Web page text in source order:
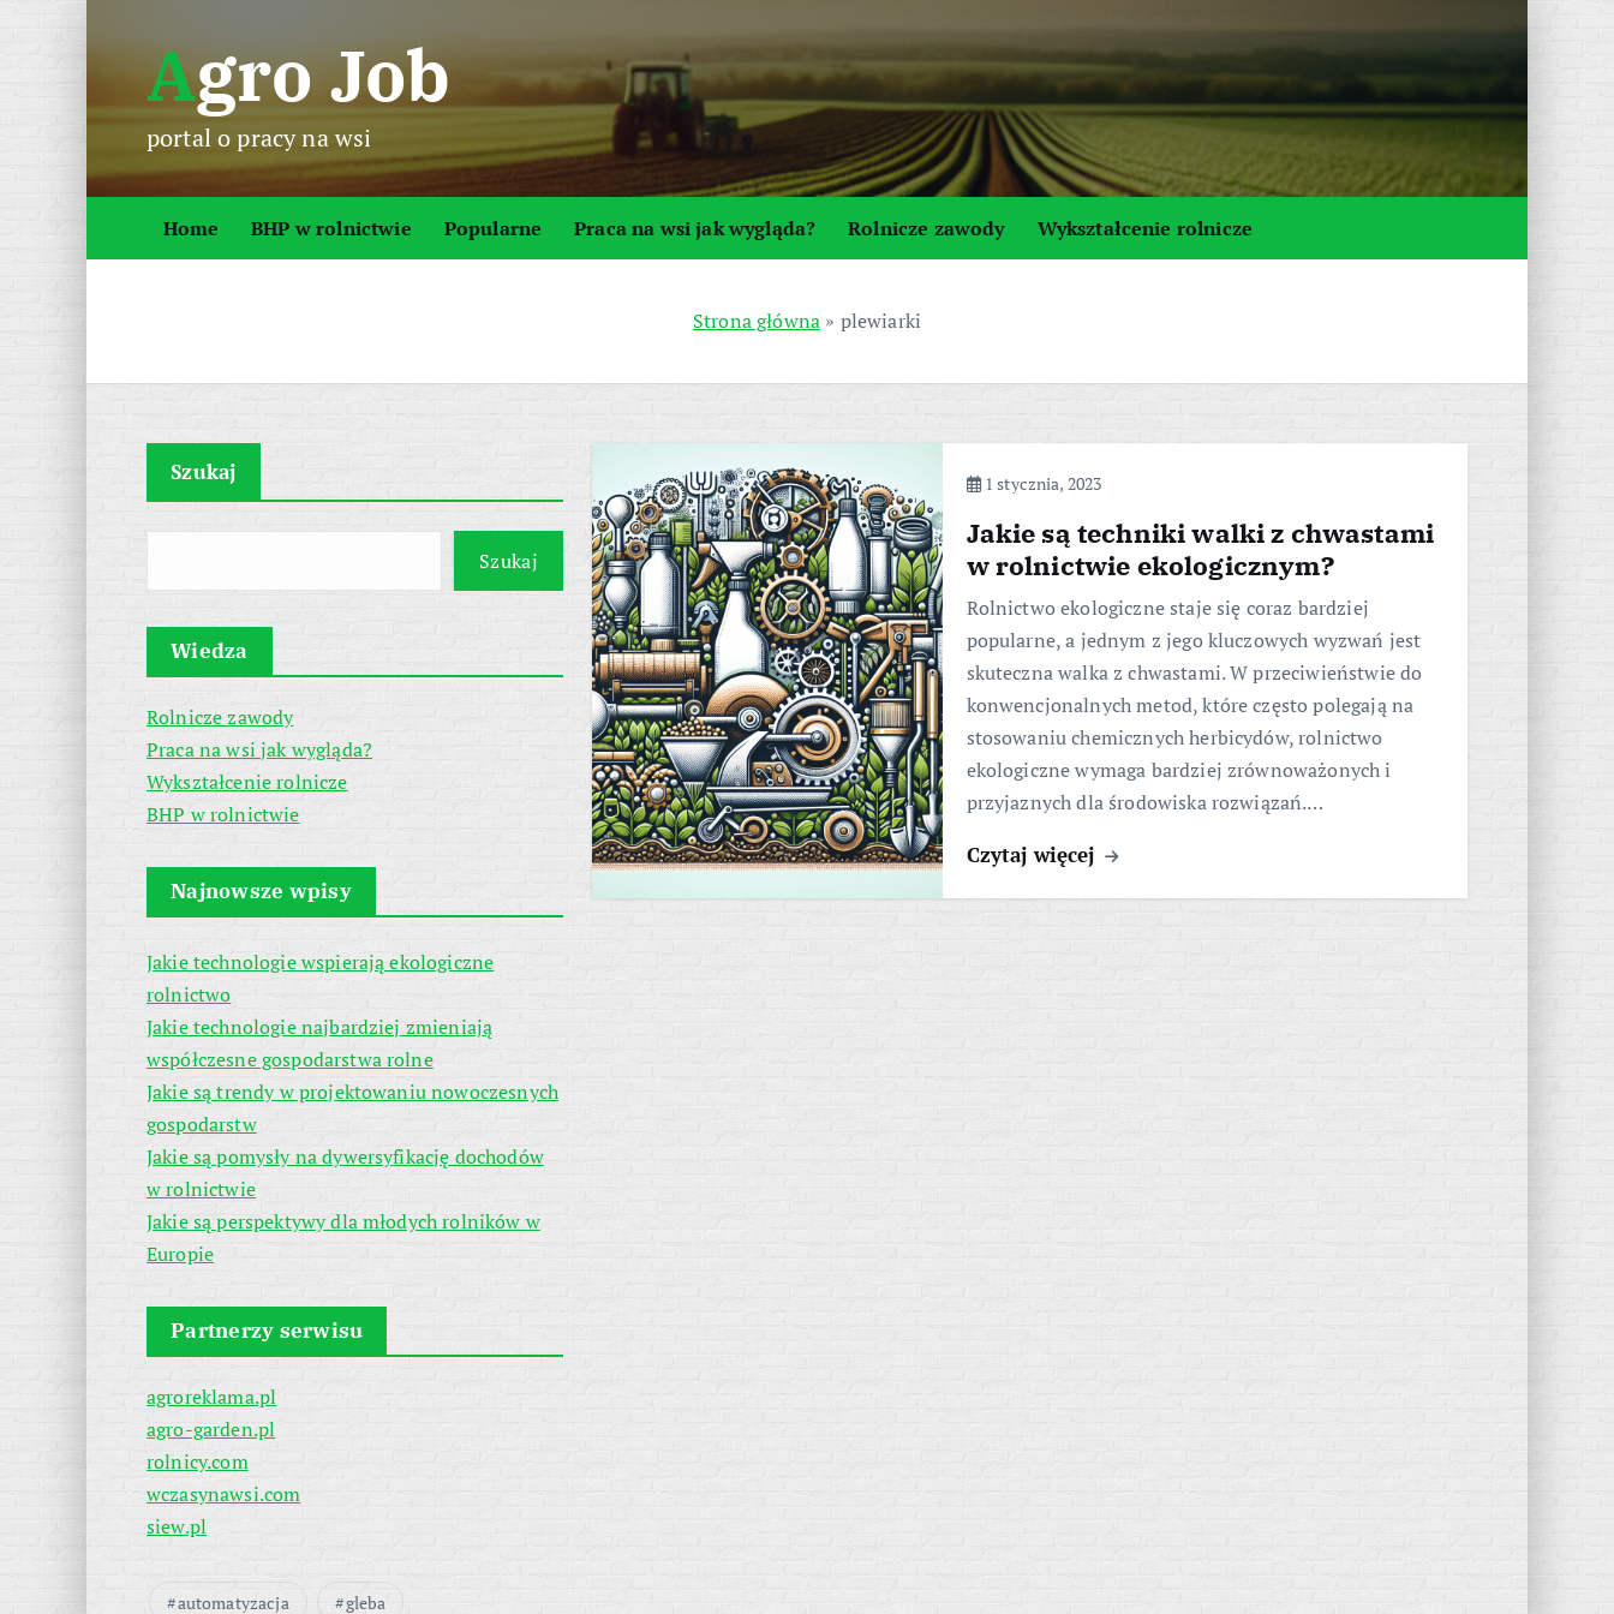
p
o
Agro Job
portal o pracy na wsi
Home BHP w rolnictwie Popularne Praca na wsi jak wygląda? Rolnicze zawody Wykształcenie rolnicze
Strona główna » plewiarki
Szukaj
Szukaj
Wiedza
Rolnicze zawody
Praca na wsi jak wygląda?
Wykształcenie rolnicze
BHP w rolnictwie
Najnowsze wpisy
Jakie technologie wspierają ekologiczne
rolnictwo
Jakie technologie najbardziej zmieniają
współczesne gospodarstwa rolne
Jakie są trendy w projektowaniu nowoczesnych
gospodarstw
Jakie są pomysły na dywersyfikację dochodów
w rolnictwie
Jakie są perspektywy dla młodych rolników w
Europie
Partnerzy serwisu
agroreklama.pl
agro-garden.pl
rolnicy.com
wczasynawsi.com
siew.pl
automatyzacja gleba
1 stycznia, 2023
Jakie są techniki walki z chwastami
w rolnictwie ekologicznym?
Rolnictwo ekologiczne staje się coraz bardziej
popularne, a jednym z jego kluczowych wyzwań jest
skuteczna walka z chwastami. W przeciwieństwie do
konwencjonalnych metod, które często polegają na
stosowaniu chemicznych herbicydów, rolnictwo
ekologiczne wymaga bardziej zrównoważonych i
przyjaznych dla środowiska rozwiązań.…
Czytaj więcej